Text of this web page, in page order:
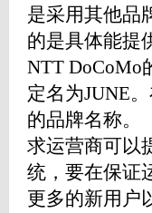
是采用其他品
的是具体能提
NTT DoCoMo
定名为JUNE
的品牌名称
求运营商可以
统，要在保证
更多的新用户